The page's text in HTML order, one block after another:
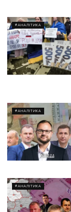
#АНАЛІТИКА
#АНАЛІТИКА
#АНАЛІТИКА